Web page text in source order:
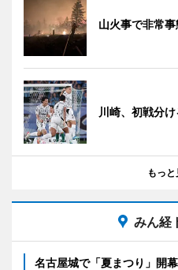
山火事で非常
川崎、初戦分
もっと
みん経
名古屋城で「夏まつり」開